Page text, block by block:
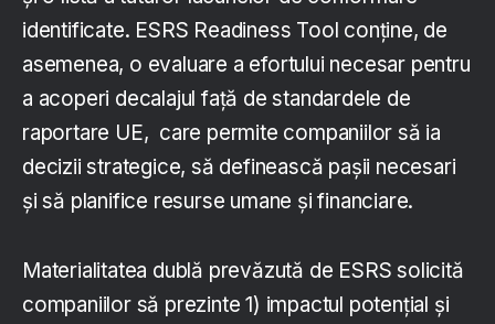
identificate. ESRS Readiness Tool conține, de
asemenea, o evaluare a efortului necesar pentru
a acoperi decalajul față de standardele de
raportare UE, care permite companiilor să ia
decizii strategice, să definească pașii necesari
și să planifice resurse umane și financiare.
Materialitatea dublă prevăzută de ESRS solicită
companiilor să prezinte 1) impactul potențial și